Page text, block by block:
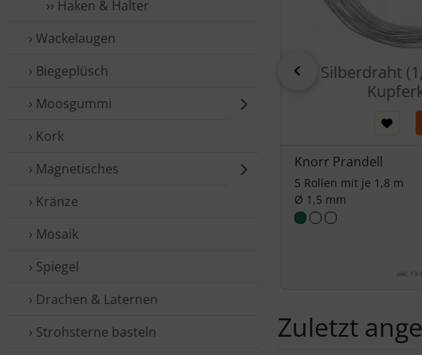
›› Haken & Halter
› Wackelaugen
› Biegeplüsch
› Moosgummi
› Kork
› Magnetisches
› Kränze
› Mosaik
› Spiegel
› Drachen & Laternen
› Strohsterne basteln
zurück
Silberdraht
Knorr Prandell
5 Rollen mit je 1,8 m
Ø 1,5 mm
inkl. 19
Zuletzt